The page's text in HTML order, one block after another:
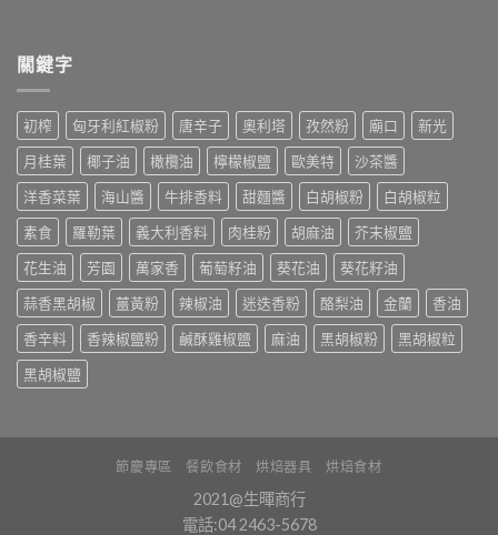
關鍵字
初榨 匈牙利紅椒粉 唐辛子 奧利塔 孜然粉 廟口
新光
月桂葉
椰子油 橄欖油 檸檬椒鹽 歐美特
沙茶醬
洋香菜葉
海山醬 牛排香料 甜麵醬 白胡椒粉
白胡椒粒
素食
羅勒葉 義大利香料 肉桂粉 胡麻油
芥末椒鹽
花生油
芳園 萬家香 葡萄籽油 葵花油
葵花籽油
蒜香黑胡椒
薑黃粉 辣椒油 迷迭香粉 酪梨油 金蘭
香油
香辛料
香辣椒鹽粉 鹹酥雞椒鹽 麻油 黑胡椒粉
黑胡椒粒
黑胡椒鹽
節慶專區 餐飲食材 烘焙器具 烘焙食材
2021@生暉商行
電話:04 2463-5678